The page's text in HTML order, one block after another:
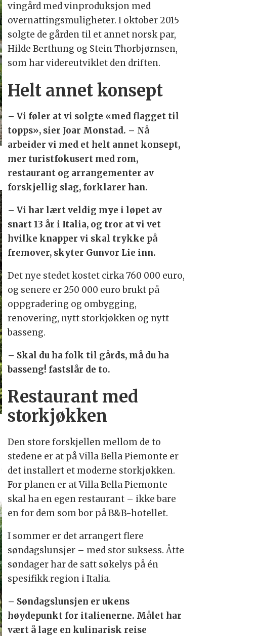
vingård med vinproduksjon med
overnattingsmuligheter. I oktober 2015
solgte de gården til et annet norsk par,
Hilde Berthung og Stein Thorbjørnsen,
som har videreutviklet den driften.
Helt annet konsept
– Vi føler at vi solgte «med flagget til
topps», sier Joar Monstad. – Nå
arbeider vi med et helt annet konsept,
mer turistfokusert med rom,
restaurant og arrangementer av
forskjellig slag, forklarer han.
– Vi har lært veldig mye i løpet av
snart 13 år i Italia, og tror at vi vet
hvilke knapper vi skal trykke på
fremover, skyter Gunvor Lie inn.
Det nye stedet kostet cirka 760 000 euro,
og senere er 250 000 euro brukt på
oppgradering og ombygging,
renovering, nytt storkjøkken og nytt
basseng.
– Skal du ha folk til gårds, må du ha
basseng! fastslår de to.
Restaurant med
storkjøkken
Den store forskjellen mellom de to
stedene er at på Villa Bella Piemonte er
det installert et moderne storkjøkken.
For planen er at Villa Bella Piemonte
skal ha en egen restaurant – ikke bare
en for dem som bor på B&B-hotellet.
I sommer er det arrangert flere
søndagslunsjer – med stor suksess. Åtte
søndager har de satt søkelys på én
spesifikk region i Italia.
– Søndagslunsjen er ukens
høydepunkt for italienerne. Målet har
vært å lage en kulinarisk reise